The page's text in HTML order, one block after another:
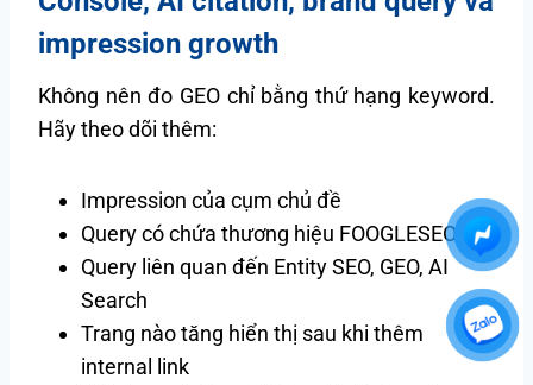
impression growth
Không nên đo GEO chỉ bằng thứ hạng keyword.
Hãy theo dõi thêm:
Impression của cụm chủ đề
Query có chứa thương hiệu FOOGLESEO
Query liên quan đến Entity SEO, GEO, AI
Search
Trang nào tăng hiển thị sau khi thêm
internal link